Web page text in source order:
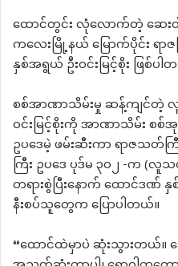
ထောင်တွင်း လုံလောက်တဲ့ ဆေ
ကလေးမြို့နယ် မြောက်ပိုင်း ရ
နှစ်အရွယ် ဦးဝင်းမြင့်စိုး ဖြစ်ပါ
စစ်အာဏာသိမ်းမှု ဆန့်ကျင်တဲ့ လူ
ဝင်းမြင့်စိုးကို အာဏာသိမ်း စ
ဥပဒေမဲ့ ဖမ်းဆီးကာ ရာဇသတ်က
ကြီး ဥပဒေ ပုဒ်မ ၃၀၂ -က (
တရားစွဲပြီးနောက် ထောင်ဒဏ်
နီးစပ်သူတွေက ပြောပါတယ်။
“ထောင်ထဲမှာပဲ ဆုံးသွားတယ်။